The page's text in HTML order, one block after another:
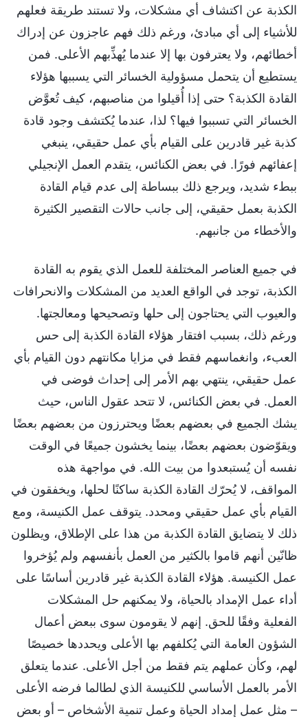
الكذبة عن اكتشاف أي مشكلات، ولا تستند طريقة فعلهم
للأشياء إلى أي مبادئ، ورغم ذلك فهم عاجزون عن إدراك
أخطائهم، ولا يعترفون بها إلا عندما يُهذِّبهم الأعلى. فمن
يستطيع أن يتحمل مسؤولية الخسائر التي يسببها هؤلاء
القادة الكذبة؟ حتى إذا أُقيلوا من مناصبهم، كيف تُعوَّض
الخسائر التي تسببوا فيها؟ لذا، عندما يُكتشف وجود قادة
كذبة غير قادرين على القيام بأي عمل حقيقي، ينبغي
إعفائهم فورًا. في بعض الكنائس، يتقدم العمل الإنجيلي
ببطء شديد، ويرجع ذلك ببساطة إلى عدم قيام القادة
الكذبة بعمل حقيقي، إلى جانب حالات التقصير الكثيرة
والأخطاء من جانبهم.
في جميع العناصر المختلفة للعمل الذي يقوم به القادة
الكذبة، توجد في الواقع العديد من المشكلات والانحرافات
والعيوب التي يحتاجون إلى حلها وتصحيحها ومعالجتها.
ورغم ذلك، بسبب افتقار هؤلاء القادة الكذبة إلى حس
العبء، وانغماسهم فقط في مزايا مكانتهم دون القيام بأي
عمل حقيقي، ينتهي بهم الأمر إلى إحداث فوضى في
العمل. في بعض الكنائس، لا تتحد عقول الناس، حيث
يشك الجميع في بعضهم بعضًا ويحترزون من بعضهم بعضًا
ويقوّضون بعضهم بعضًا، بينما يخشون جميعًا في الوقت
نفسه أن يُستبعدوا من بيت الله. في مواجهة هذه
المواقف، لا يُحرّك القادة الكذبة ساكنًا لحلها، ويخفقون في
القيام بأي عمل حقيقي ومحدد. يتوقف عمل الكنيسة، ومع
ذلك لا يتضايق القادة الكذبة من هذا على الإطلاق، ويظلون
ظانّين أنهم قاموا بالكثير من العمل بأنفسهم ولم يُؤخروا
عمل الكنيسة. هؤلاء القادة الكذبة غير قادرين أساسًا على
أداء عمل الإمداد بالحياة، ولا يمكنهم حل المشكلات
الفعلية وفقًا للحق. إنهم لا يقومون سوى ببعض أعمال
الشؤون العامة التي يُكلفهم بها الأعلى ويحددها خصيصًا
لهم، وكأن عملهم يتم فقط من أجل الأعلى. عندما يتعلق
الأمر بالعمل الأساسي للكنيسة الذي لطالما فرضه الأعلى
– مثل عمل إمداد الحياة وعمل تنمية الأشخاص – أو بعض